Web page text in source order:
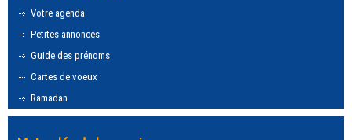
Votre agenda
Petites annonces
Guide des prénoms
Cartes de voeux
Ramadan